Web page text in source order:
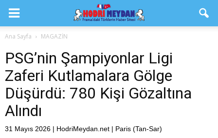
Ana Sayfa MAGAZİN
PSG’nin Şampiyonlar Ligi
Zaferi Kutlamalara Gölge
Düşürdü: 780 Kişi Gözaltına
Alındı
31 Mayıs 2026 | HodriMeydan.net | Paris (Tan-Sar)